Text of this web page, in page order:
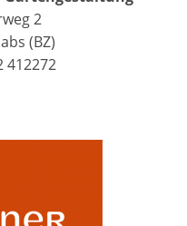
2
(BZ)
412272